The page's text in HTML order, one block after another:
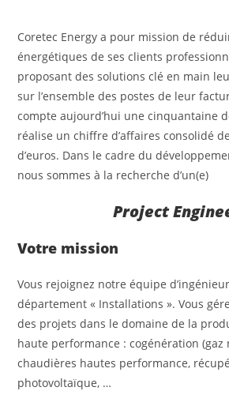
Coretec Energy a pour mission de
énergétiques de ses clients
proposant des solutions clé en main
sur l’ensemble des postes de leur
compte aujourd’hui une cinquantaine
réalise un chiffre d’affaires consolidé
d’euros. Dans le cadre du
nous sommes à la recherche d’un(e)
Project
Votre mission
Vous rejoignez notre équipe
département « Installations ». Vous
des projets dans le domaine de la
haute performance : cogénération (gaz
chaudières hautes performance,
photovoltaïque, …